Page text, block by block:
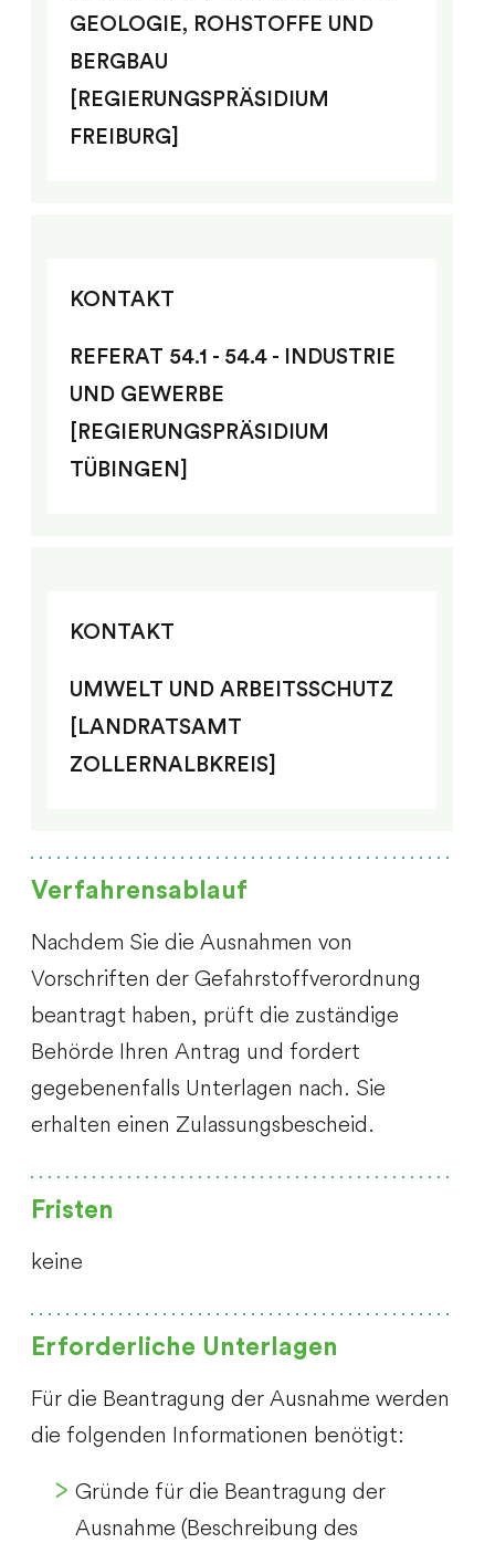
GEOLOGIE, ROHSTOFFE UND
BERGBAU
[REGIERUNGSPRÄSIDIUM
FREIBURG]
KONTAKT
REFERAT 54.1 - 54.4 - INDUSTRIE
UND GEWERBE
[REGIERUNGSPRÄSIDIUM
TÜBINGEN]
KONTAKT
UMWELT UND ARBEITSSCHUTZ
[LANDRATSAMT
ZOLLERNALBKREIS]
Verfahrensablauf
Nachdem Sie die Ausnahmen von
Vorschriften der Gefahrstoffverordnung
beantragt haben, prüft die zuständige
Behörde Ihren Antrag und fordert
gegebenenfalls Unterlagen nach. Sie
erhalten einen Zulassungsbescheid.
Fristen
keine
Erforderliche Unterlagen
Für die Beantragung der Ausnahme werden
die folgenden Informationen benötigt:
Gründe für die Beantragung der
Ausnahme (Beschreibung des